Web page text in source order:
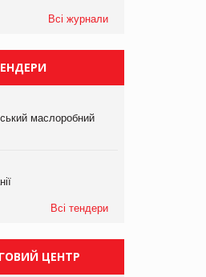
Всі журнали
маслоробний
Всі тендери
ЦЕНТР